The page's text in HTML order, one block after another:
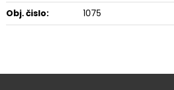
Obj. čislo: 1075